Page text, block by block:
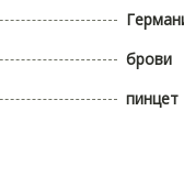
брови
пинцет